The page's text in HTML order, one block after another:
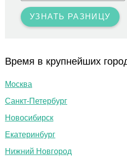
УЗНАТЬ РАЗНИЦУ
Время в крупнейших
Москва
Санкт-Петербург
Новосибирск
Екатеринбург
Нижний Новгород